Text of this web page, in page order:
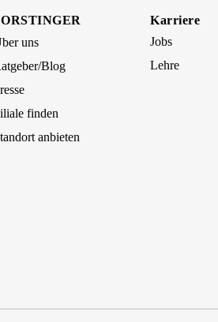
uns
Blog
finden
anbieten
Karriere
Jobs
Lehre